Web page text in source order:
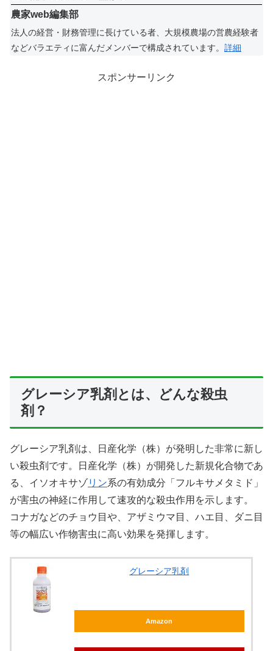
農家web編集部
法人の経営・財務管理に長けている者、大規模農場の営農経験者
などバラエティに富んだメンバーで構成されています。 詳細
スポンサーリンク
グレーシア乳剤とは、どんな殺虫
剤？
グレーシア乳剤は、日産化学（株）が発明した非常に新し
い殺虫剤です。日産化学（株）が開発した新規化合物であ
る、イソオキサゾリン系の有効成分「フルキサメタミド」
が害虫の神経に作用して速攻的な殺虫作用を示します。
コナガなどのチョウ目や、アザミウマ目、ハエ目、ダニ目
等の幅広い作物害虫に高い効果を発揮します。
グレーシア乳剤
Amazon